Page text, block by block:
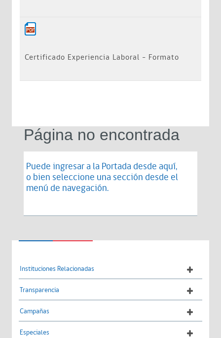
Certificado Experiencia Laboral - Formato
Página no encontrada
Puede ingresar a la Portada desde aquí,
o bien seleccione una sección desde el
menú de navegación.
Instituciones Relacionadas
Transparencia
Campañas
Especiales